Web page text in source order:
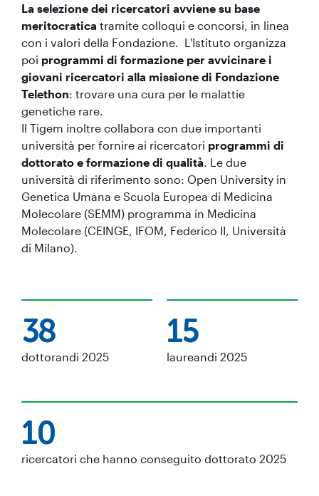
La selezione dei ricercatori avviene su base
meritocratica tramite colloqui e concorsi, in linea
con i valori della Fondazione. L'Istituto organizza
poi programmi di formazione per avvicinare i
giovani ricercatori alla missione di Fondazione
Telethon: trovare una cura per le malattie
genetiche rare.
Il Tigem inoltre collabora con due importanti
università per fornire ai ricercatori programmi di
dottorato e formazione di qualità. Le due
università di riferimento sono: Open University in
Genetica Umana e Scuola Europea di Medicina
Molecolare (SEMM) programma in Medicina
Molecolare (CEINGE, IFOM, Federico II, Università
di Milano).
38
dottorandi 2025
15
laureandi 2025
10
ricercatori che hanno conseguito dottorato 2025